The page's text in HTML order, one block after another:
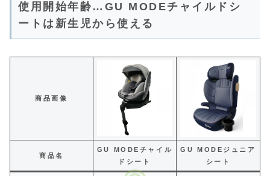
使用開始年齢…GU MODEチャイルドシ
ートは新生児から使える
商品画像
商品名
GU MODEチャイル
ドシート
GU MODEジュニア
シート